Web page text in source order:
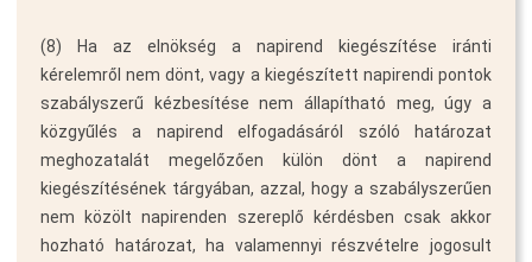
(8) Ha az elnökség a napirend kiegészítése iránti
kérelemről nem dönt, vagy a kiegészített napirendi pontok
szabályszerű kézbesítése nem állapítható meg, úgy a
közgyűlés a napirend elfogadásáról szóló határozat
meghozatalát megelőzően külön dönt a napirend
kiegészítésének tárgyában, azzal, hogy a szabályszerűen
nem közölt napirenden szereplő kérdésben csak akkor
hozható határozat, ha valamennyi részvételre jogosult